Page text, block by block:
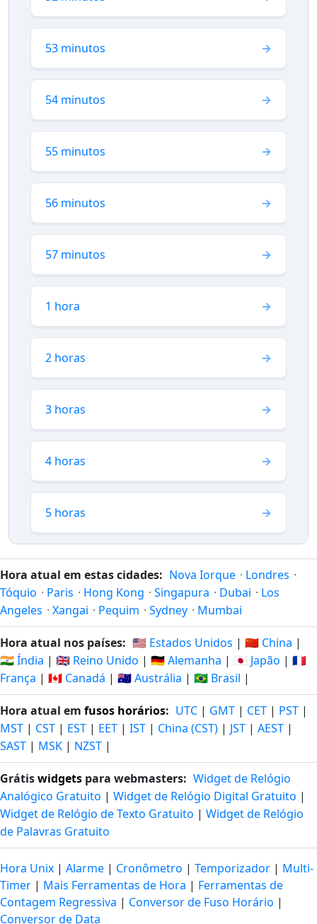
53 minutos
54 minutos
55 minutos
56 minutos
57 minutos
1 hora
2 horas
3 horas
4 horas
5 horas
Hora atual em estas cidades: Nova Iorque · Londres ·
Tóquio · Paris · Hong Kong · Singapura · Dubai · Los
Angeles · Xangai · Pequim · Sydney · Mumbai
Hora atual nos países: 🇺🇸 Estados Unidos | 🇨🇳 China |
🇮🇳 Índia | 🇬🇧 Reino Unido | 🇩🇪 Alemanha | 🇯🇵 Japão | 🇫🇷
França | 🇨🇦 Canadá | 🇦🇺 Austrália | 🇧🇷 Brasil |
Hora atual em fusos horários: UTC | GMT | CET | PST |
MST | CST | EST | EET | IST | China (CST) | JST | AEST |
SAST | MSK | NZST |
Grátiswidgets para webmasters: Widget de Relógio
Analógico Gratuito | Widget de Relógio Digital Gratuito |
Widget de Relógio de Texto Gratuito | Widget de Relógio
de Palavras Gratuito
Hora Unix | Alarme | Cronômetro | Temporizador | Multi-
Timer | Mais Ferramentas de Hora | Ferramentas de
Contagem Regressiva | Conversor de Fuso Horário |
Conversor de Data